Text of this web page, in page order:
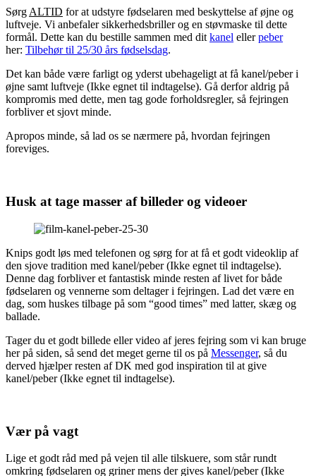
Sørg ALTID for at udstyre fødselaren med beskyttelse af øjne og
luftveje. Vi anbefaler sikkerhedsbriller og en støvmaske til dette
formål. Dette kan du bestille sammen med dit kanel ellerpeber
her: Tilbehør til 25/30 års fødselsdag.
Det kan både være farligt og yderst ubehageligt at få kanel/peber i
øjne samt luftveje (Ikke egnet til indtagelse). Gå derfor aldrig på
kompromis med dette, men tag gode forholdsregler, så fejringen
forbliver et sjovt minde.
Apropos minde, så lad os se nærmere på, hvordan fejringen
foreviges.
Husk at tage masser af billeder og videoer
Knips godt løs med telefonen og sørg for at få et godt videoklip af
den sjove tradition med kanel/peber (Ikke egnet til indtagelse).
Denne dag forbliver et fantastisk minde resten af livet for både
fødselaren og vennerne som deltager i fejringen. Lad det være en
dag, som huskes tilbage på som “good times” med latter, skæg og
ballade.
Tager du et godt billede eller video af jeres fejring som vi kan bruge
her på siden, så send det meget gerne til os på Messenger, så du
derved hjælper resten af DK med god inspiration til at give
kanel/peber (Ikke egnet til indtagelse).
Vær på vagt
Lige et godt råd med på vejen til alle tilskuere, som står rundt
omkring fødselaren og griner mens der gives kanel/peber (Ikke